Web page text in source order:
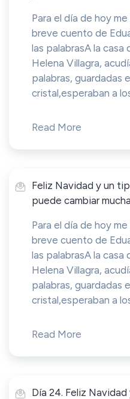
Para el día de hoy
breve cuento de
las palabrasA la casa
Helena Villagra,
palabras, guardadas
cristal,esperaban a
Read More
Feliz Navidad y un
puede cambiar
Para el día de hoy
breve cuento de
las palabrasA la casa
Helena Villagra,
palabras, guardadas
cristal,esperaban a
Read More
Día 24. Feliz